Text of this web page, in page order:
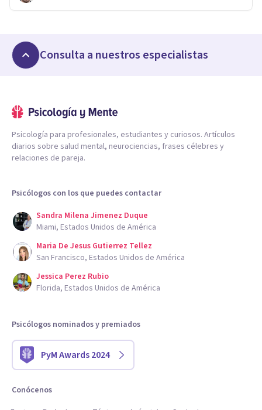
Consulta a nuestros especialistas
Psicología para profesionales, estudiantes y curiosos. Artículos
diarios sobre salud mental, neurociencias, frases célebres y
relaciones de pareja.
Psicólogos con los que puedes contactar
Sandra Milena Jimenez Duque
Miami, Estados Unidos de América
Maria De Jesus Gutierrez Tellez
San Francisco, Estados Unidos de América
Jessica Perez Rubio
Florida, Estados Unidos de América
Psicólogos nominados y premiados
PyM Awards 2024
Conócenos